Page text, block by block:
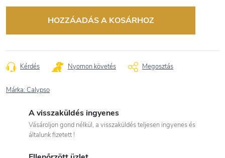
HOZZÁADÁS A KOSÁRHOZ
Kérdés Nyomon követés Megosztás
Márka: Calypso
A visszaküldés ingyenes
Vásároljon gond nélkül, a visszaküldés teljesen ingyenes és
általunk fizetett !